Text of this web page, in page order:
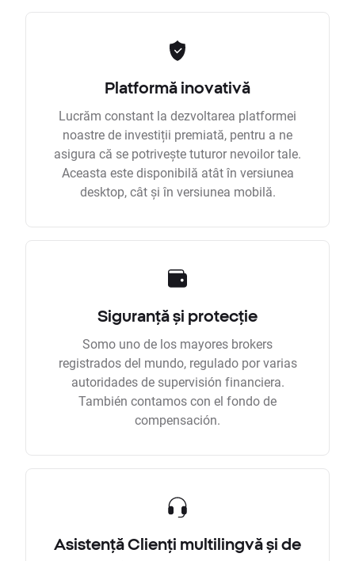
Platformă inovativă
Lucrăm constant la dezvoltarea platformei
noastre de investiții premiată, pentru a ne
asigura că se potrivește tuturor nevoilor tale.
Aceasta este disponibilă atât în versiunea
desktop, cât și în versiunea mobilă.
Siguranță și protecție
Somo uno de los mayores brokers
registrados del mundo, regulado por varias
autoridades de supervisión financiera.
También contamos con el fondo de
compensación.
Asistență Clienți multilingvă și de